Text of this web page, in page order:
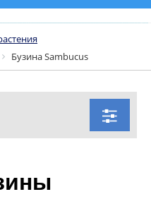
Бузина Sambucus